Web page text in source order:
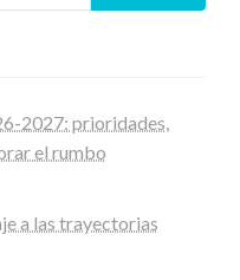
2027: prioridades,
el rumbo
a las trayectorias